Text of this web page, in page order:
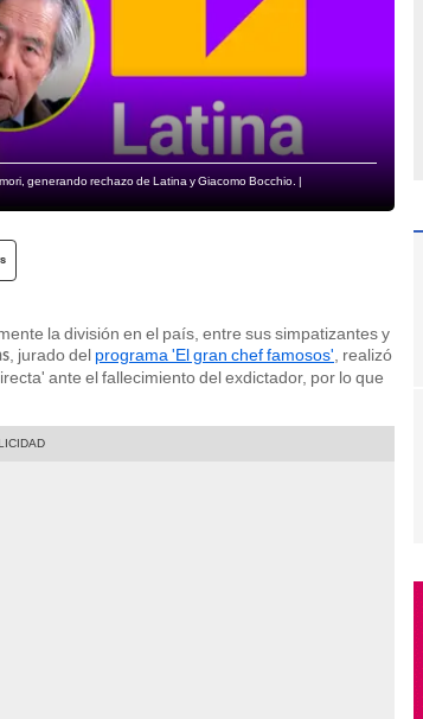
generando rechazo de Latina y Giacomo Bocchio. |
la división en el país, entre sus simpatizantes y
, jurado del programa 'El gran chef famosos' , realizó
ante el fallecimiento del exdictador, por lo que